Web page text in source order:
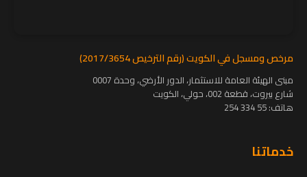
مرخص ومسجل في الكويت (رقم الترخيص 2017/3654)
مبنى الهيئة العامة للاستثمار، الدور الأرضي، وحدة 0007
شارع بيروت، قطعة 002، حولي، الكويت
هاتف:55 334 254
خدماتنا